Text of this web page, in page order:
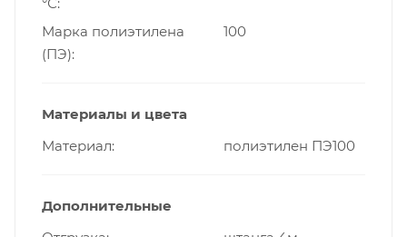
Марка полиэтилена
(ПЭ)
100
Материалы и цвета
Материал
полиэтилен ПЭ100
Дополнительные